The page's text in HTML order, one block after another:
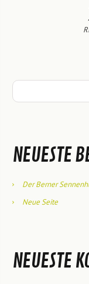
NEUESTE
Der Berner
Neue Seite
NEUESTE